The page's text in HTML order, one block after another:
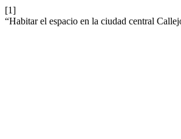
[1]
“Habitar el espacio en la ciudad central